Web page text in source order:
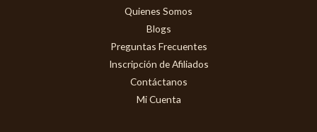
Quienes Somos
Blogs
Preguntas Frecuentes
Inscripción de Afiliados
Contáctanos
Mi Cuenta